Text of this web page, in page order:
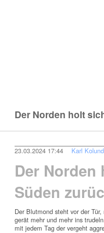
Der Norden holt
23.03.2024 17:44 Karl
Der
Süden
Der Blutmond steht vor der
gerät mehr und mehr ins
mit jedem Tag der vergeht